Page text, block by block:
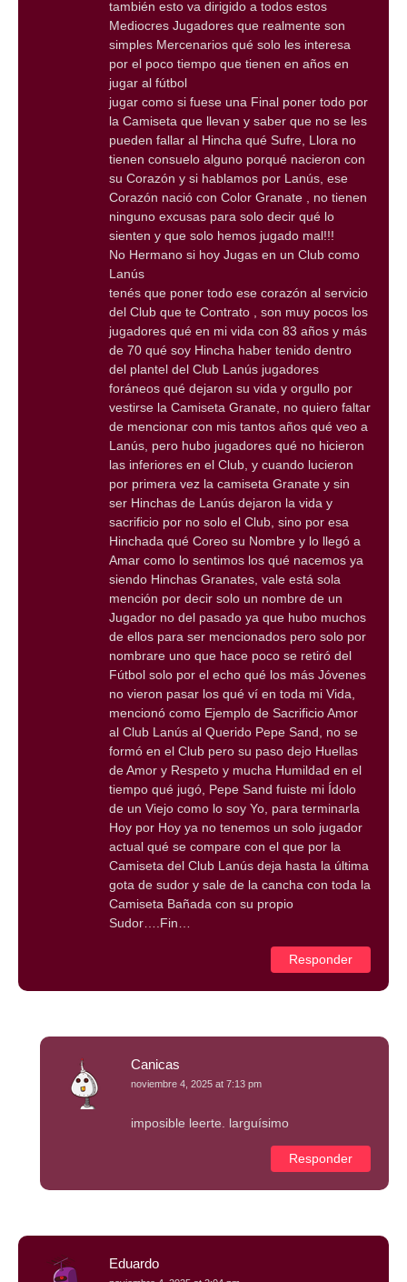
también esto va dirigido a todos estos
Mediocres Jugadores que realmente son
simples Mercenarios qué solo les interesa
por el poco tiempo que tienen en años en
jugar al fútbol
jugar como si fuese una Final poner todo por
la Camiseta que llevan y saber que no se les
pueden fallar al Hincha qué Sufre, Llora no
tienen consuelo alguno porqué nacieron con
su Corazón y si hablamos por Lanús, ese
Corazón nació con Color Granate , no tienen
ninguno excusas para solo decir qué lo
sienten y que solo hemos jugado mal!!!
No Hermano si hoy Jugas en un Club como
Lanús
tenés que poner todo ese corazón al servicio
del Club que te Contrato , son muy pocos los
jugadores qué en mi vida con 83 años y más
de 70 qué soy Hincha haber tenido dentro
del plantel del Club Lanús jugadores
foráneos qué dejaron su vida y orgullo por
vestirse la Camiseta Granate, no quiero faltar
de mencionar con mis tantos años qué veo a
Lanús, pero hubo jugadores qué no hicieron
las inferiores en el Club, y cuando lucieron
por primera vez la camiseta Granate y sin
ser Hinchas de Lanús dejaron la vida y
sacrificio por no solo el Club, sino por esa
Hinchada qué Coreo su Nombre y lo llegó a
Amar como lo sentimos los qué nacemos ya
siendo Hinchas Granates, vale está sola
mención por decir solo un nombre de un
Jugador no del pasado ya que hubo muchos
de ellos para ser mencionados pero solo por
nombrare uno que hace poco se retiró del
Fútbol solo por el echo qué los más Jóvenes
no vieron pasar los qué ví en toda mi Vida,
mencionó como Ejemplo de Sacrificio Amor
al Club Lanús al Querido Pepe Sand, no se
formó en el Club pero su paso dejo Huellas
de Amor y Respeto y mucha Humildad en el
tiempo qué jugó, Pepe Sand fuiste mi Ídolo
de un Viejo como lo soy Yo, para terminarla
Hoy por Hoy ya no tenemos un solo jugador
actual qué se compare con el que por la
Camiseta del Club Lanús deja hasta la última
gota de sudor y sale de la cancha con toda la
Camiseta Bañada con su propio
Sudor….Fin…
Responder
Canicas
noviembre 4, 2025 at 7:13 pm
imposible leerte. larguísimo
Responder
Eduardo